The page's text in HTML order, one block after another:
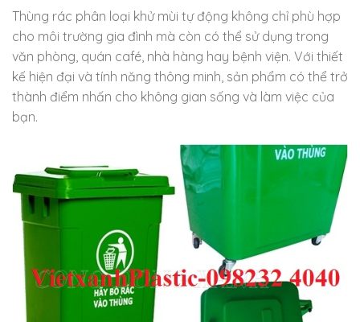
Thùng rác phân loại khử mùi tự động không chỉ phù hợp
cho môi trường gia đình mà còn có thể sử dụng trong
văn phòng, quán café, nhà hàng hay bệnh viện. Với thiết
kế hiện đại và tính năng thông minh, sản phẩm có thể trở
thành điểm nhấn cho không gian sống và làm việc của
bạn.